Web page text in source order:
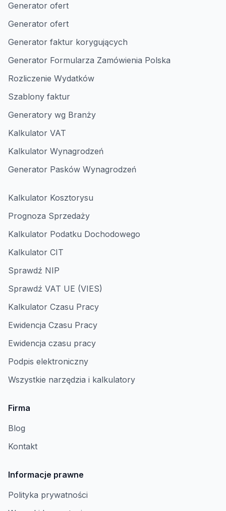
Generator ofert
Generator ofert
Generator faktur korygujących
Generator Formularza Zamówienia Polska
Rozliczenie Wydatków
Szablony faktur
Generatory wg Branży
Kalkulator VAT
Kalkulator Wynagrodzeń
Generator Pasków Wynagrodzeń
Kalkulator Kosztorysu
Prognoza Sprzedaży
Kalkulator Podatku Dochodowego
Kalkulator CIT
Sprawdź NIP
Sprawdź VAT UE (VIES)
Kalkulator Czasu Pracy
Ewidencja Czasu Pracy
Ewidencja czasu pracy
Podpis elektroniczny
Wszystkie narzędzia i kalkulatory
Firma
Blog
Kontakt
Informacje prawne
Polityka prywatności